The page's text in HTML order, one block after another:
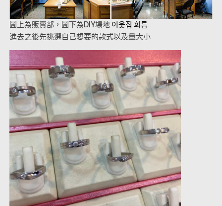
圖上為販賣部，圖下為DIY場地 이웃집 희름
進去之後先挑選自己想要的款式以及量大小